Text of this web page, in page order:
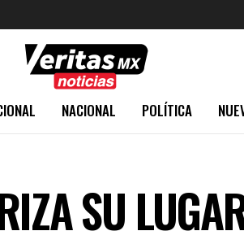
NACIONAL POLÍTICA
SU